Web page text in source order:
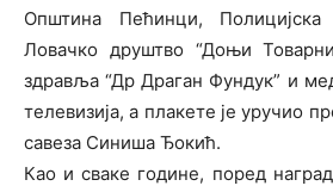
Општина Пећинци,
Ловачко друштво “Доњи
здравља “Др Драган Фундук” и
телевизија, а плакете је уручио
савеза Синиша Ђокић.
Као и сваке године, поред